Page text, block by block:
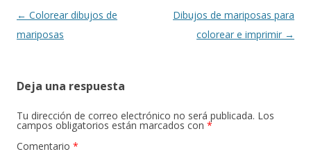
Navegación
de
← Colorear dibujos de
mariposas
Dibujos de mariposas para
colorear e imprimir →
Deja una respuesta
Tu dirección de correo electrónico no será publicada. Los
campos obligatorios están marcados con *
Comentario *